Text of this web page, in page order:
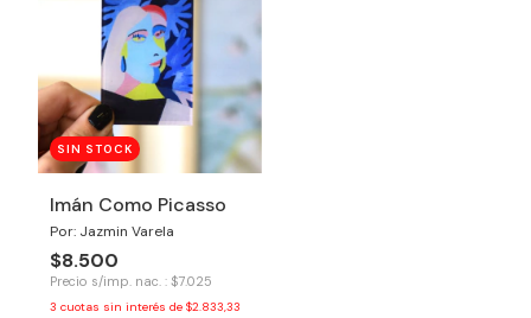
SIN STOCK
Imán Como Picasso
Por: Jazmin Varela
$8.500
Precio s/imp. nac. : $7.025
3 cuotas sin interés de $2.833,33